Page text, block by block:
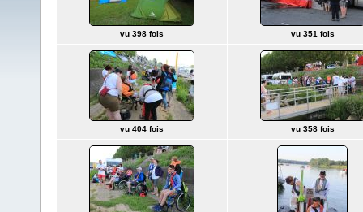
vu 398 fois vu 351 fois
vu 404 fois vu 358 fois